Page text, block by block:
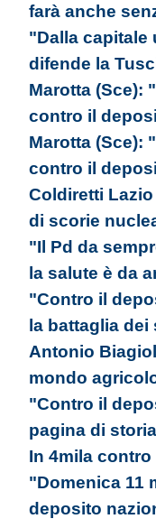
farà anche
"Dalla capitale
difende la
Marotta (Sce):
contro il
Marotta (Sce):
contro il
Coldiretti
di scorie
"Il Pd da
la salute è da
"Contro il
la battaglia
Antonio
mondo
"Contro il
pagina di
In 4mila
"Domenica 11
deposito